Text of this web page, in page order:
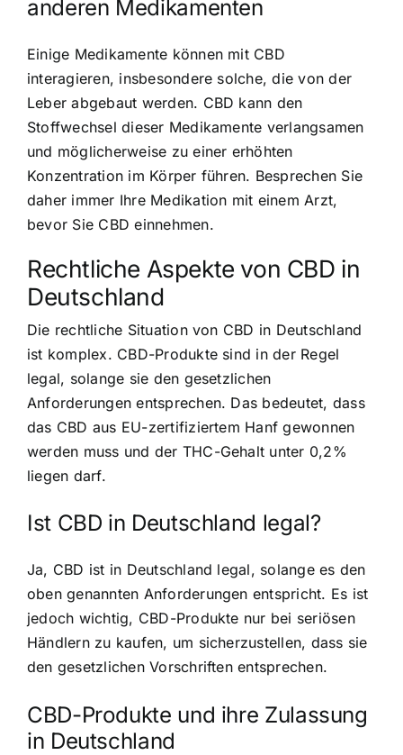
anderen Medikamenten
Einige Medikamente können mit CBD
interagieren, insbesondere solche, die von der
Leber abgebaut werden. CBD kann den
Stoffwechsel dieser Medikamente verlangsamen
und möglicherweise zu einer erhöhten
Konzentration im Körper führen. Besprechen Sie
daher immer Ihre Medikation mit einem Arzt,
bevor Sie CBD einnehmen.
Rechtliche Aspekte von CBD in
Deutschland
Die rechtliche Situation von CBD in Deutschland
ist komplex. CBD-Produkte sind in der Regel
legal, solange sie den gesetzlichen
Anforderungen entsprechen. Das bedeutet, dass
das CBD aus EU-zertifiziertem Hanf gewonnen
werden muss und der THC-Gehalt unter 0,2%
liegen darf.
Ist CBD in Deutschland legal?
Ja, CBD ist in Deutschland legal, solange es den
oben genannten Anforderungen entspricht. Es ist
jedoch wichtig, CBD-Produkte nur bei seriösen
Händlern zu kaufen, um sicherzustellen, dass sie
den gesetzlichen Vorschriften entsprechen.
CBD-Produkte und ihre Zulassung
in Deutschland